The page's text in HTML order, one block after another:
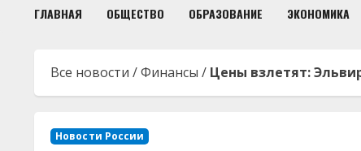
ГЛАВНАЯ ОБЩЕСТВО ОБРАЗОВАНИЕ ЭКОНОМИКА
Все новости /Финансы / Цены взлетят:
Новости России